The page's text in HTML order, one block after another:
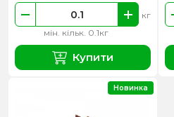
мін. кільк. 0.1кг
кг
Купити
Новинка